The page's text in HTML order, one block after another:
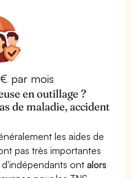
par mois
en outillage ?
de maladie, accident
les aides de
pas très importantes
d'indépendants ontalors